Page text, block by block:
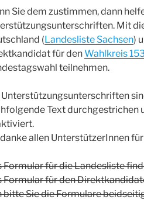
Sie dem zustimmen, dann
Mit
(Landesliste Sachsen)
für denWahlkreis
teilnehmen.
Unterstützungsunterschriften
Text durchgestrichen
allen UnterstützerInnen
Formular für die Landesliste
Formular für den
bitte Sie die Formulare